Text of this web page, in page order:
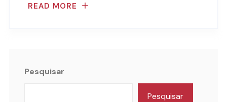
READ MORE
Pesquisar
Pesquisar